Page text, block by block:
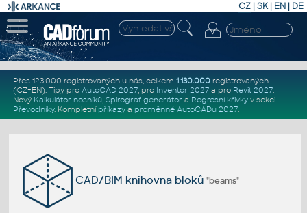
CZ | SK| EN | DE
Přes 123.000 registrovaných u nás, celkem 1.130.000registrovaných
(CZ+EN). Tipy pro AutoCAD 2027, pro Inventor 2027a pro Revit 2027.
Nový Kalkulátor nosníků, Spirograf generátor a Regresní křivkyv sekci
Převodníky. Kompletní příkazya proměnné AutoCADu 2027.
CAD/BIM knihovna bloků"beams"